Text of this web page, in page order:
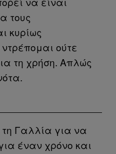
τους
κυρίως
ούτε
τη χρήση. Απλώς
Γαλλία για να
έναν χρόνο και